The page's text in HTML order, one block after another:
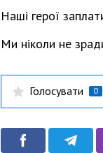
Наші герої
Ми ніколи не
Голосувати 0